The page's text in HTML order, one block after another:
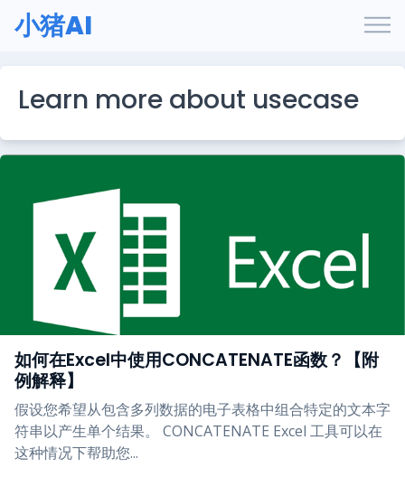
小猪AI
Learn more about usecase
如何在Excel中使用CONCATENATE函数？【附
例解释】
假设您希望从包含多列数据的电子表格中组合特定的文本字
符串以产生单个结果。 CONCATENATE Excel 工具可以在
这种情况下帮助您...